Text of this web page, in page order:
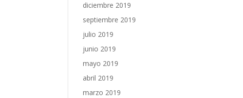
diciembre 2019
septiembre 2019
julio 2019
junio 2019
mayo 2019
abril 2019
marzo 2019